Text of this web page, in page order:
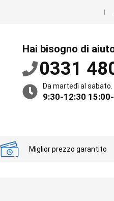
Hai bisogno di
0331
Da martedì al sabato.
9:30-12:30
Miglior prezzo garantito